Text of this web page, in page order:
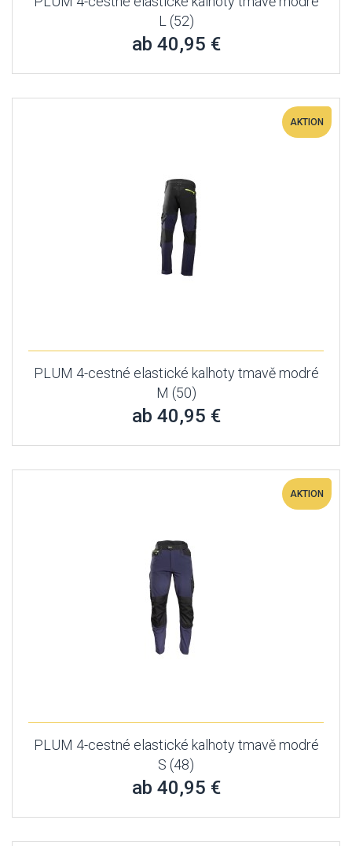
L (52)
ab 40,95 €
AKTION
PLUM 4-cestné elastické kalhoty tmavě modré
M (50)
ab 40,95 €
AKTION
PLUM 4-cestné elastické kalhoty tmavě modré
S (48)
ab 40,95 €